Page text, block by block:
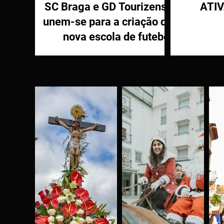
SC Braga e GD Tourizense
unem-se para a criação de
nova escola de futebol